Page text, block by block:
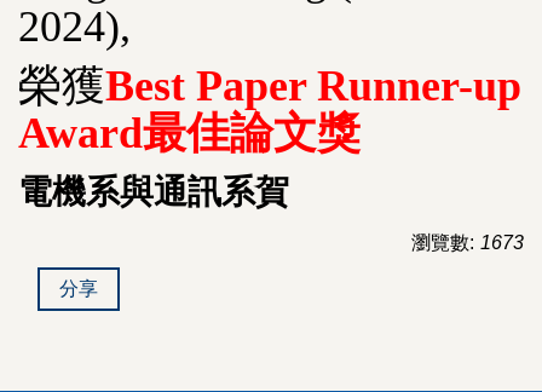
2024),
榮獲Best Paper Runner-up
Award最佳論文獎
電機系與通訊系賀
瀏覽數: 1673
分享